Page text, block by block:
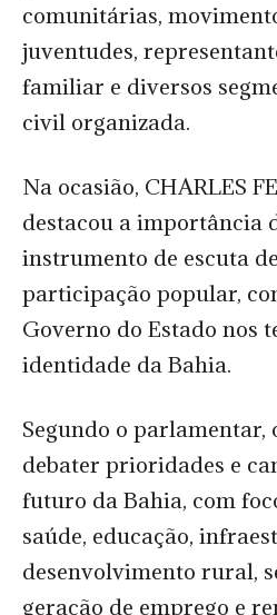
comunitárias,
juventudes,
familiar e diversos
civil organizada.
Na ocasião, CHARLES
destacou a importância
instrumento de escuta
participação popular,
Governo do Estado nos
identidade da Bahia.
Segundo o
debater prioridades e
futuro da Bahia, com
saúde, educação,
desenvolvimento rural,
geração de emprego e